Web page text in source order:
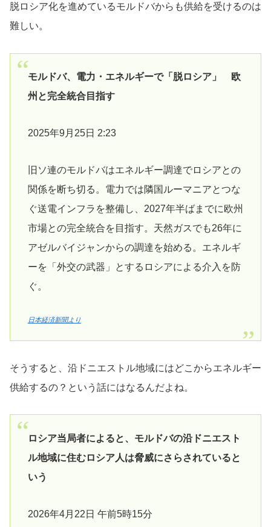
脱ロシア化を進めているモルドバからも供給を受けるのは
難しい。
モルドバ、電力・エネルギーで「脱ロシア」 欧
州と完全統合目指す
2025年9月25日 2:23
旧ソ連のモルドバはエネルギー調達でロシアとの
関係を断ち切る。電力では隣国ルーマニアとつな
ぐ送電インフラを整備し、2027年半ばまでに欧州
市場との完全統合を目指す。天然ガスでも26年に
アゼルバイジャンからの調達を始める。エネルギ
ーを「外交の武器」とするロシアによる介入を防
ぐ。
日本経済新聞より
そうすると、沿ドニエストル地域にはどこからエネルギー
供給するの？という話にはなるんだよね。
ロシア当局者によると、モルドバの沿ドニエスト
ル地域に住むロシア人は脅威にさらされていると
いう
2026年4月22日 午前5時15分